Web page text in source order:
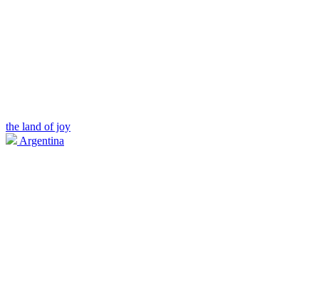
the land of joy
Argentina